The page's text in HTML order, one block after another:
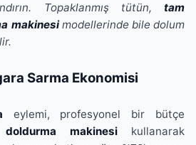
Topaklanmış tütün, tam
makinesimodellerinde bile dolum
Sarma Ekonomisi
eylemi, profesyonel bir bütçe
makinesikullanarak